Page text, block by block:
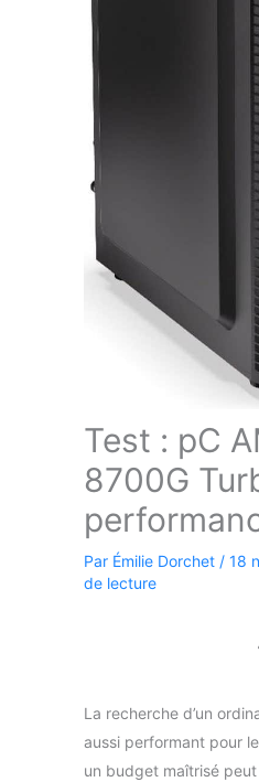
Test : pC
8700G
Par Émilie Dorchet / 18
de lecture
La recherche d’un
aussi performant pour
un budget maîtrisé peut